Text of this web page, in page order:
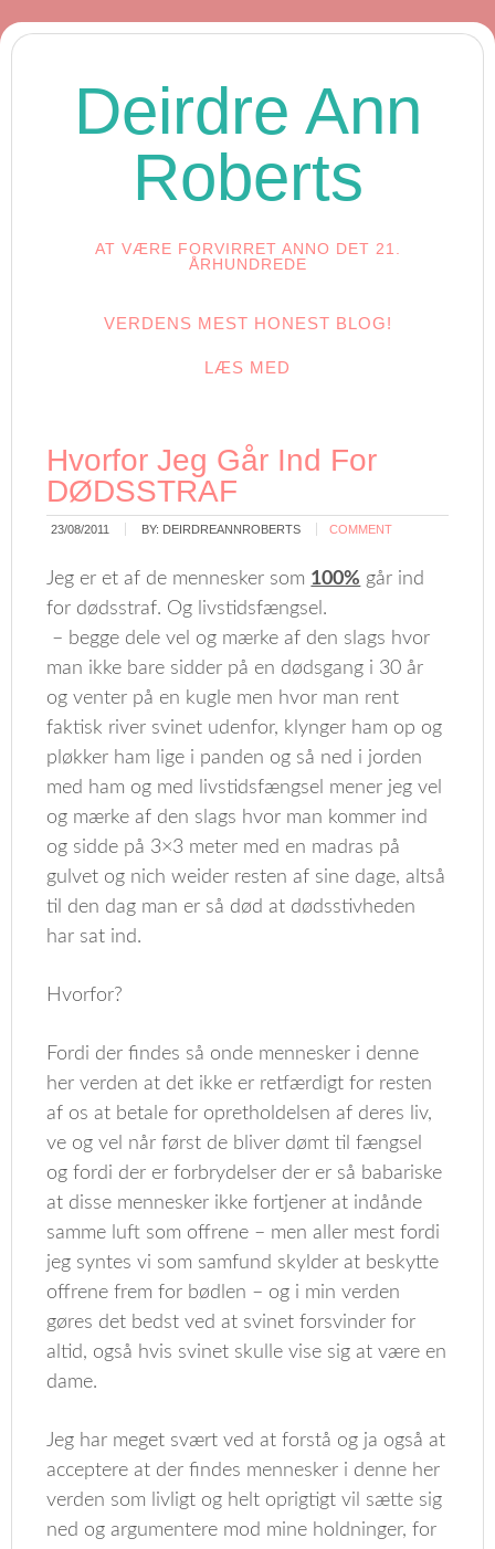
Deirdre Ann
Roberts
AT VÆRE FORVIRRET ANNO DET 21.
ÅRHUNDREDE
VERDENS MEST HONEST BLOG!
LÆS MED
Hvorfor Jeg Går Ind For
DØDSSTRAF
23/08/2011 BY: DEIRDREANNROBERTS COMMENT
Jeg er et af de mennesker som 100% går ind
for dødsstraf. Og livstidsfængsel.
– begge dele vel og mærke af den slags hvor
man ikke bare sidder på en dødsgang i 30 år
og venter på en kugle men hvor man rent
faktisk river svinet udenfor, klynger ham op og
pløkker ham lige i panden og så ned i jorden
med ham og med livstidsfængsel mener jeg vel
og mærke af den slags hvor man kommer ind
og sidde på 3×3 meter med en madras på
gulvet og nich weider resten af sine dage, altså
til den dag man er så død at dødsstivheden
har sat ind.
Hvorfor?
Fordi der findes så onde mennesker i denne
her verden at det ikke er retfærdigt for resten
af os at betale for opretholdelsen af deres liv,
ve og vel når først de bliver dømt til fængsel
og fordi der er forbrydelser der er så babariske
at disse mennesker ikke fortjener at indånde
samme luft som offrene – men aller mest fordi
jeg syntes vi som samfund skylder at beskytte
offrene frem for bødlen – og i min verden
gøres det bedst ved at svinet forsvinder for
altid, også hvis svinet skulle vise sig at være en
dame.
Jeg har meget svært ved at forstå og ja også at
acceptere at der findes mennesker i denne her
verden som livligt og helt oprigtigt vil sætte sig
ned og argumentere mod mine holdninger, for